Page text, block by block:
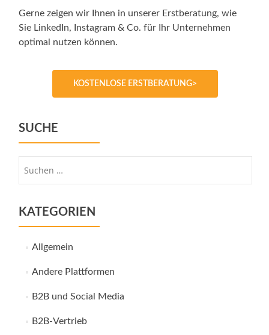
Gerne zeigen wir Ihnen in unserer Erstberatung, wie
Sie LinkedIn, Instagram & Co. für Ihr Unternehmen
optimal nutzen können.
KOSTENLOSE ERSTBERATUNG>
SUCHE
KATEGORIEN
Allgemein
Andere Plattformen
B2B und Social Media
B2B-Vertrieb